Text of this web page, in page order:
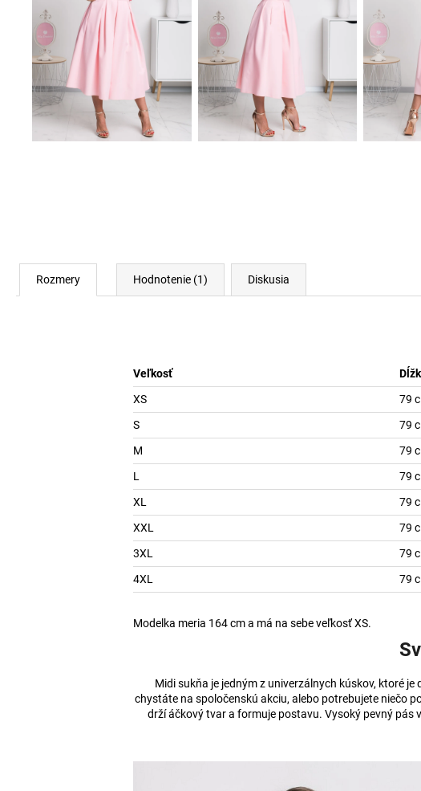
Rozmery Hodnotenie (1) Diskusia
Veľkosť
XS
79
S
79
M
79
L
79
XL
79
XXL
79
3XL
79
4XL
79
Modelka meria 164 cm a má na sebe veľkosť XS.
Midi sukňa je jedným z univerzálnych kúskov, ktoré
chystáte na spoločenskú akciu, alebo potrebujete niečo
drží áčkový tvar a formuje postavu. Vysoký pevný pás